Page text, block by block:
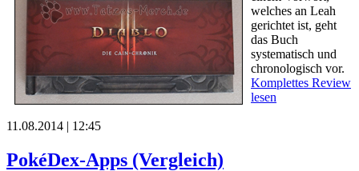
welches an Leah
gerichtet ist, geht
das Buch
systematisch und
chronologisch vor.
Komplettes Review
lesen
11.08.2014 | 12:45
PokéDex-Apps (Vergleich)